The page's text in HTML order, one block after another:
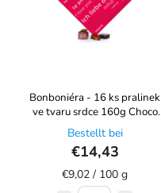
Bonboniéra - 16 ks pralinek
ve tvaru srdce 160g Choco
Bonté
Bestellt bei
€14,43
€9,02 / 100 g